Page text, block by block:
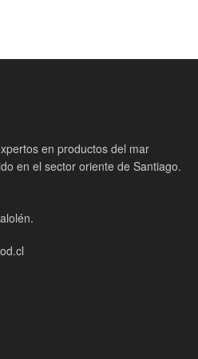
en productos del mar
en el sector oriente de Santiago.